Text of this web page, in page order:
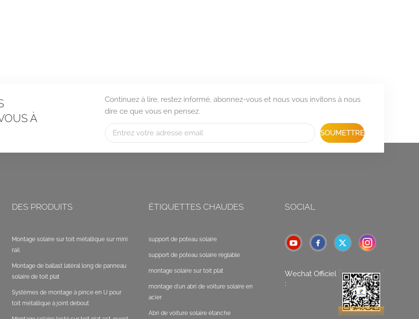
À
Continuez à lire, restez informé, abonnez-vous et nous vous invitons à nous
dire ce que vous en pensez.
SOUMETTRE
DES PRODUITS
Montage solaire sur toit métallique sur mini
rail
Montage de ballast latéral long de panneau
solaire de toit plat
Systèmes de montage à pince en U pour
toit métallique à joint debout
ÉTIQUETTES CHAUDES
support de poteau solaire
support de poteau solaire réglable
montage solaire sur toit plat
montage d'un abri de voiture solaire en
acier
Abri de voiture solaire étanche
SOCIAL
Wechat Officiel
: